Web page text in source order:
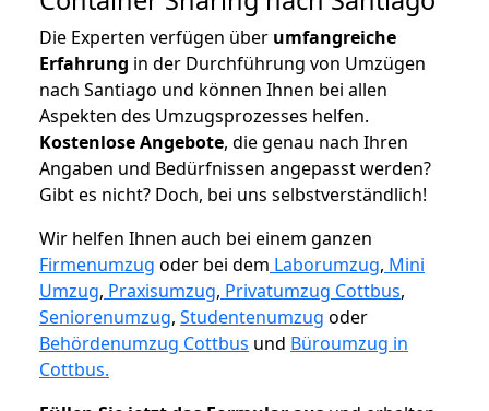
Die Experten verfügen über umfangreiche
Erfahrung in der Durchführung von Umzügen
nach Santiago und können Ihnen bei allen
Aspekten des Umzugsprozesses helfen.
Kostenlose Angebote, die genau nach Ihren
Angaben und Bedürfnissen angepasst werden?
Gibt es nicht? Doch, bei uns selbstverständlich!
Wir helfen Ihnen auch bei einem ganzen
Firmenumzug oder bei dem Laborumzug, Mini
Umzug, Praxisumzug, Privatumzug Cottbus,
Seniorenumzug, Studentenumzug oder
Behördenumzug Cottbus und Büroumzug in
Cottbus.